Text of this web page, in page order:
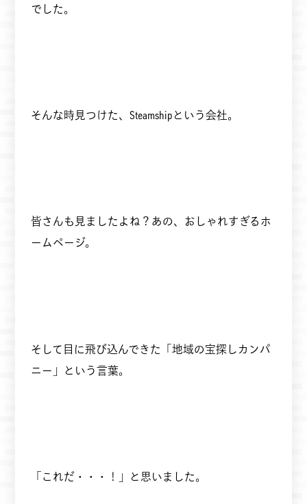
でした。
そんな時見つけた、Steamshipという会社。
皆さんも見ましたよね？あの、おしゃれすぎるホ
ームページ。
そして目に飛び込んできた「地域の宝探しカンパ
ニー」という言葉。
「これだ・・・！」と思いました。